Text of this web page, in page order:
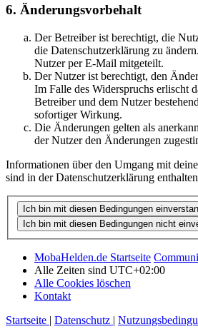
6. Änderungsvorbehalt
Der Betreiber ist berechtigt, die
die Datenschutzerklärung zu
Nutzer per E-Mail mitgeteilt.
Der Nutzer ist berechtigt, den
Im Falle des Widerspruchs erlischt
Betreiber und dem Nutzer
sofortiger Wirkung.
Die Änderungen gelten als
der Nutzer den Änderungen
Informationen über den Umgang mit
sind in der Datenschutzerklärung
MobaHelden.de Startseite
Alle Zeiten sind UTC+02:00
Alle Cookies löschen
Kontakt
Startseite | Datenschutz |